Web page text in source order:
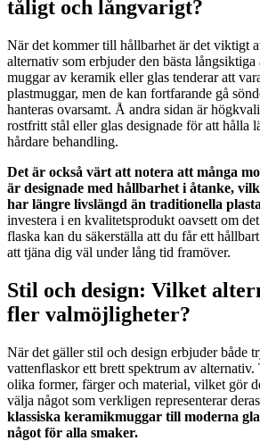
tåligt och långvarigt?
När det kommer till hållbarhet är det viktigt
alternativ som erbjuder den bästa
muggar av keramik eller glas tenderar att
plastmuggar, men de kan fortfarande gå
hanteras ovarsamt. Å andra sidan är
rostfritt stål eller glas designade för att hålla
hårdare behandling.
Det är också värt att notera att många
är designade med hållbarhet i åtanke,
har längre livslängd än traditionella
investera i en kvalitetsprodukt oavsett om
flaska kan du säkerställa att du får ett
att tjäna dig väl under lång tid framöver.
Stil och design: Vilket
fler valmöjligheter?
När det gäller stil och design erbjuder både
vattenflaskor ett brett spektrum av
olika former, färger och material, vilket gör
välja något som verkligen representerar
klassiska keramikmuggar till moderna
något för alla smaker.